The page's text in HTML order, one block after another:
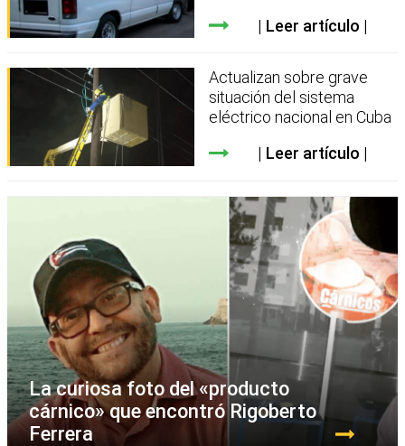
Leer artículo
Actualizan sobre grave
situación del sistema
eléctrico nacional en Cuba
Leer artículo
La curiosa foto del «producto
cárnico» que encontró Rigoberto
Ferrera